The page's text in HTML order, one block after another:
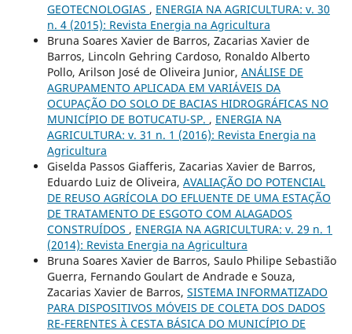
GEOTECNOLOGIAS , ENERGIA NA AGRICULTURA: v. 30
n. 4 (2015): Revista Energia na Agricultura
Bruna Soares Xavier de Barros, Zacarias Xavier de
Barros, Lincoln Gehring Cardoso, Ronaldo Alberto
Pollo, Arilson José de Oliveira Junior, ANÁLISE DE
AGRUPAMENTO APLICADA EM VARIÁVEIS DA
OCUPAÇÃO DO SOLO DE BACIAS HIDROGRÁFICAS NO
MUNICÍPIO DE BOTUCATU-SP. , ENERGIA NA
AGRICULTURA: v. 31 n. 1 (2016): Revista Energia na
Agricultura
Giselda Passos Giafferis, Zacarias Xavier de Barros,
Eduardo Luiz de Oliveira, AVALIAÇÃO DO POTENCIAL
DE REUSO AGRÍCOLA DO EFLUENTE DE UMA ESTAÇÃO
DE TRATAMENTO DE ESGOTO COM ALAGADOS
CONSTRUÍDOS , ENERGIA NA AGRICULTURA: v. 29 n. 1
(2014): Revista Energia na Agricultura
Bruna Soares Xavier de Barros, Saulo Philipe Sebastião
Guerra, Fernando Goulart de Andrade e Souza,
Zacarias Xavier de Barros, SISTEMA INFORMATIZADO
PARA DISPOSITIVOS MÓVEIS DE COLETA DOS DADOS
RE-FERENTES À CESTA BÁSICA DO MUNICÍPIO DE